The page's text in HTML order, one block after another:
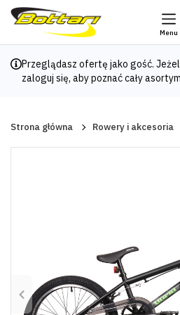
Menu
Przeglądasz ofertę jako gość.
zaloguj się, aby poznać cały
Strona główna Rowery i akcesoria
Poprzedni